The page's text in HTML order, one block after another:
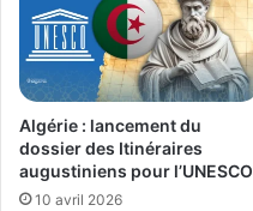
Algérie : lancement du
dossier des Itinéraires
augustiniens pour l’UNESCO
10 avril 2026